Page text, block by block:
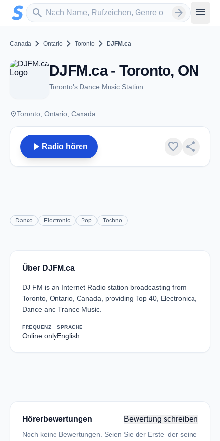
Zum Hauptinhalt springen
search
Sender suchen arrow_forward menu
Canada chevron_right Ontario chevron_right Toronto chevron_right DJFM.ca
DJFM.ca - Toronto, ON
Toronto's Dance Music Station
placeToronto, Ontario, Canada
play_arrow Radio hören favorite share
Dance Electronic Pop Techno
Über DJFM.ca
DJ FM is an Internet Radio station broadcasting from
Toronto, Ontario, Canada, providing Top 40, Electronica,
Dance and Trance Music.
FREQUENZ
Online only
SPRACHE
English
Hörerbewertungen Bewertung schreiben
Noch keine Bewertungen. Seien Sie der Erste, der seine